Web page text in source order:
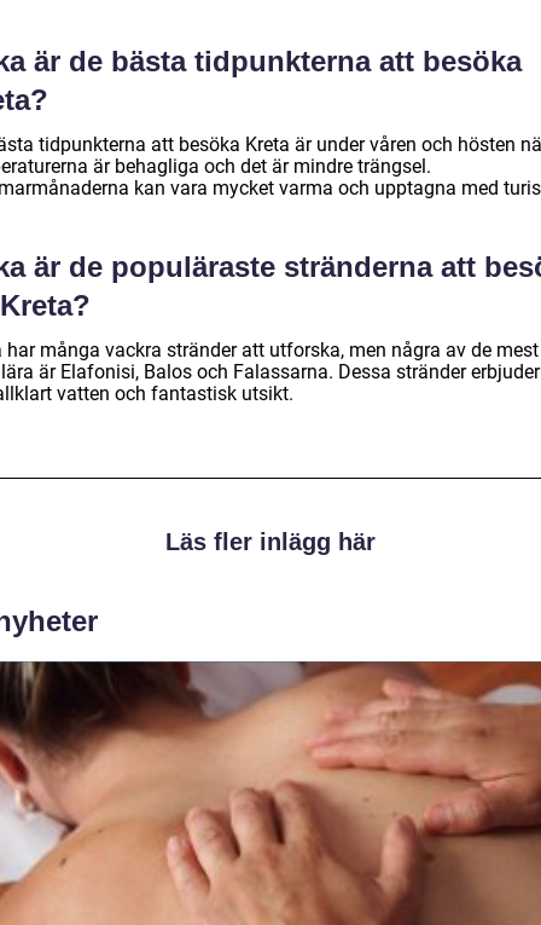
är de bästa tidpunkterna att besöka
tidpunkterna att besöka Kreta är under våren och hösten
är behagliga och det är mindre trängsel.
kan vara mycket varma och upptagna med
är de populäraste stränderna att
har många vackra stränder att utforska, men några av de mest
är Elafonisi, Balos och Falassarna. Dessa stränder erbjuder
vatten och fantastisk utsikt.
Läs fler inlägg här